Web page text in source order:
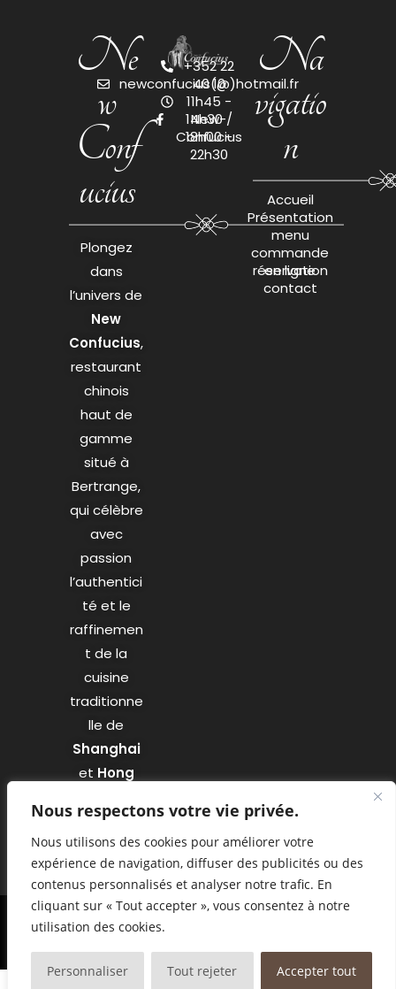
Nous respectons votre vie privée.
Nous utilisons des cookies pour améliorer votre
expérience de navigation, diffuser des publicités ou des
contenus personnalisés et analyser notre trafic. En
cliquant sur « Tout accepter », vous consentez à notre
utilisation des cookies.
Personnaliser Tout rejeter Accepter tout
Ne
w
Conf
ucius
Plongez
dans
l’univers de
New
Confucius,
restaurant
chinois
haut de
gamme
situé à
Bertrange,
qui célèbre
avec
passion
l’authentici
té et le
raffinemen
t de la
cuisine
traditionne
lle de
Shanghai
et Hong
+352 22
40 10
newconfucius(@)hotmail.fr
11h45 -
14h30 /
18h00 -
22h30
New-
Confucius
Na
vigatio
n
Accueil
Présentation
menu
commande
en ligne
réservation
contact
© Copyright - Restaurant Confucius | Designed by Agency